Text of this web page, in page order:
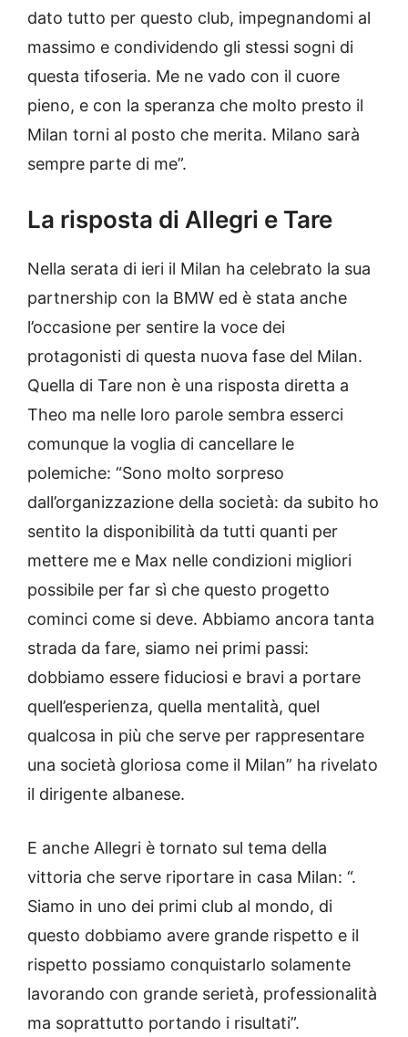
dato tutto per questo club, impegnandomi al
massimo e condividendo gli stessi sogni di
questa tifoseria. Me ne vado con il cuore
pieno, e con la speranza che molto presto il
Milan torni al posto che merita. Milano sarà
sempre parte di me”.
La risposta di Allegri e Tare
Nella serata di ieri il Milan ha celebrato la sua
partnership con la BMW ed è stata anche
l’occasione per sentire la voce dei
protagonisti di questa nuova fase del Milan.
Quella di Tare non è una risposta diretta a
Theo ma nelle loro parole sembra esserci
comunque la voglia di cancellare le
polemiche: “Sono molto sorpreso
dall’organizzazione della società: da subito ho
sentito la disponibilità da tutti quanti per
mettere me e Max nelle condizioni migliori
possibile per far sì che questo progetto
cominci come si deve. Abbiamo ancora tanta
strada da fare, siamo nei primi passi:
dobbiamo essere fiduciosi e bravi a portare
quell’esperienza, quella mentalità, quel
qualcosa in più che serve per rappresentare
una società gloriosa come il Milan” ha rivelato
il dirigente albanese.
E anche Allegri è tornato sul tema della
vittoria che serve riportare in casa Milan: “.
Siamo in uno dei primi club al mondo, di
questo dobbiamo avere grande rispetto e il
rispetto possiamo conquistarlo solamente
lavorando con grande serietà, professionalità
ma soprattutto portando i risultati”.